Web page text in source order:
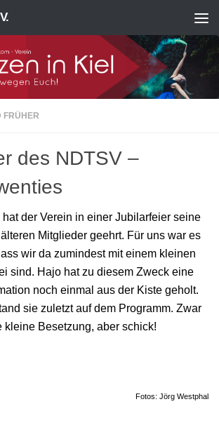
FRÜHER
des NDTSV –
hat der Verein in einer Jubilarfeier seine
Mitglieder geehrt. Für uns war es
wir da zumindest mit einem kleinen
sind. Hajo hat zu diesem Zweck eine
noch einmal aus der Kiste geholt.
sie zuletzt auf dem Programm. Zwar
kleine Besetzung, aber schick!
Fotos: Jörg Westphal